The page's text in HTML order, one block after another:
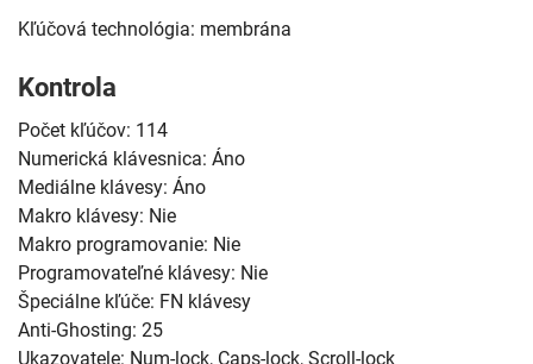
Kľúčová technológia: membrána
Kontrola
Počet kľúčov: 114
Numerická klávesnica: Áno
Mediálne klávesy: Áno
Makro klávesy: Nie
Makro programovanie: Nie
Programovateľné klávesy: Nie
Špeciálne kľúče: FN klávesy
Anti-Ghosting: 25
Ukazovatele: Num-lock, Caps-lock, Scroll-lock